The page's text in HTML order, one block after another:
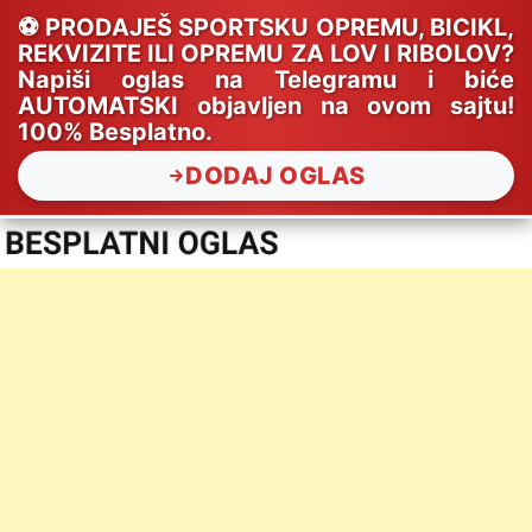
⚽ PRODAJEŠ SPORTSKU OPREMU, BICIKL,
REKVIZITE ILI OPREMU ZA LOV I RIBOLOV?
Napiši oglas na Telegramu i biće
AUTOMATSKI objavljen na ovom sajtu!
100% Besplatno.
DODAJ OGLAS